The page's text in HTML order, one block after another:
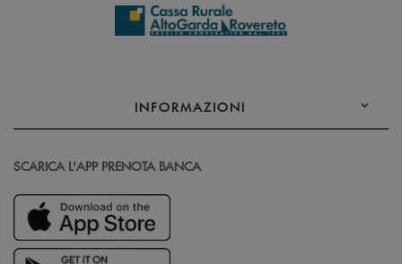
INFORMAZIONI
SCARICA L'APP PRENOTA BANCA